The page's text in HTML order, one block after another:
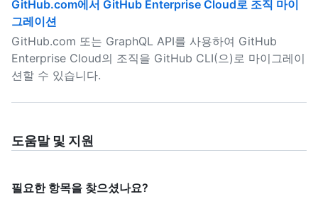
GitHub.com에서 GitHub Enterprise Cloud로 조직 마이
그레이션
GitHub.com 또는 GraphQL API를 사용하여 GitHub
Enterprise Cloud의 조직을 GitHub CLI(으)로 마이그레이
션할 수 있습니다.
도움말 및 지원
필요한 항목을 찾으셨나요?